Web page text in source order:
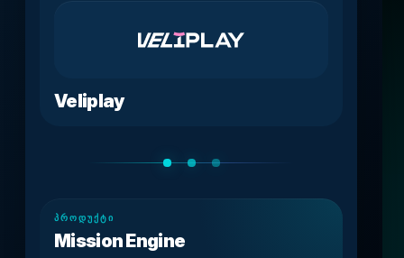
Veliplay
ᲞᲠᲝᲓᲣᲥᲢᲘ
Mission Engine